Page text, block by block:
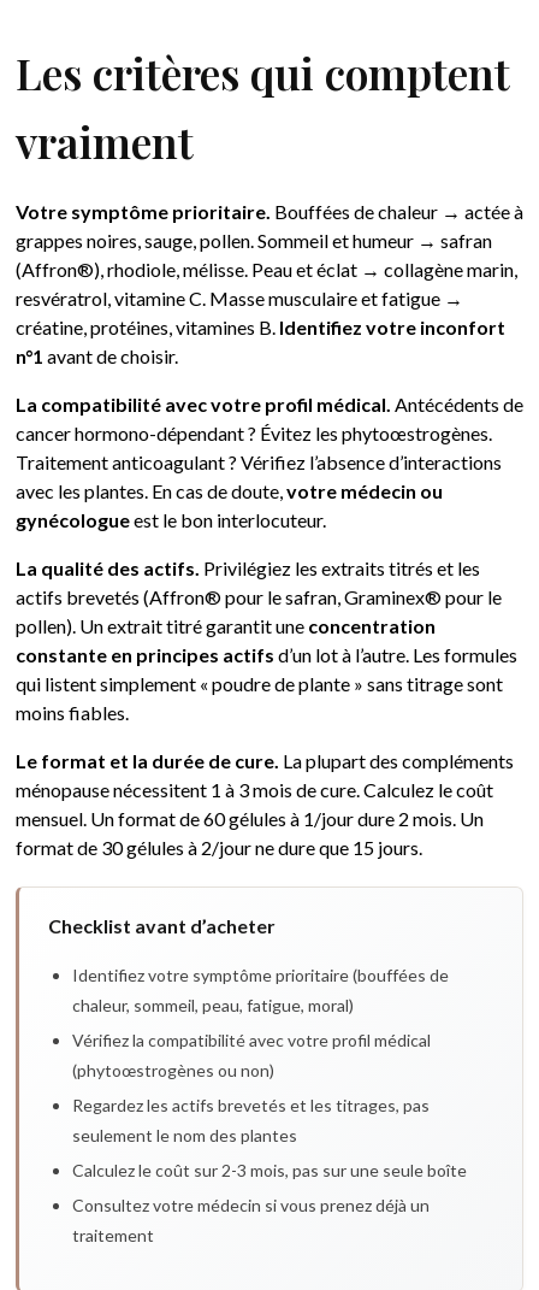
Les critères qui comptent
vraiment
Votre symptôme prioritaire. Bouffées de chaleur → actée à
grappes noires, sauge, pollen. Sommeil et humeur → safran
(Affron®), rhodiole, mélisse. Peau et éclat → collagène marin,
resvératrol, vitamine C. Masse musculaire et fatigue →
créatine, protéines, vitamines B. Identifiez votre inconfort
n°1 avant de choisir.
La compatibilité avec votre profil médical. Antécédents de
cancer hormono-dépendant ? Évitez les phytoœstrogènes.
Traitement anticoagulant ? Vérifiez l’absence d’interactions
avec les plantes. En cas de doute,votre médecin ou
gynécologueest le bon interlocuteur.
La qualité des actifs. Privilégiez les extraits titrés et les
actifs brevetés (Affron® pour le safran, Graminex® pour le
pollen). Un extrait titré garantit une concentration
constante en principes actifs d’un lot à l’autre. Les formules
qui listent simplement « poudre de plante » sans titrage sont
moins fiables.
Le format et la durée de cure. La plupart des compléments
ménopause nécessitent 1 à 3 mois de cure. Calculez le coût
mensuel. Un format de 60 gélules à 1/jour dure 2 mois. Un
format de 30 gélules à 2/jour ne dure que 15 jours.
Checklist avant d’acheter
Identifiez votre symptôme prioritaire (bouffées de
chaleur, sommeil, peau, fatigue, moral)
Vérifiez la compatibilité avec votre profil médical
(phytoœstrogènes ou non)
Regardez les actifs brevetés et les titrages, pas
seulement le nom des plantes
Calculez le coût sur 2-3 mois, pas sur une seule boîte
Consultez votre médecin si vous prenez déjà un
traitement